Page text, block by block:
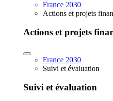
France 2030
Actions et projets
Actions et projets
France 2030
Suivi et évaluation
Suivi et évaluation